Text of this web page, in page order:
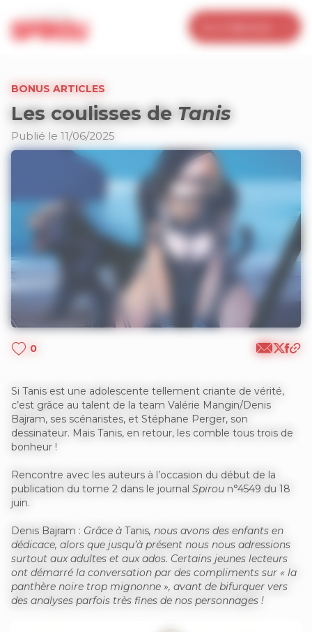
BONUS ARTICLES
Les coulisses de Tanis
Publié le 11/06/2025
0
Si Tanis est une adolescente tellement criante de vérité,
c’est grâce au talent de la team Valérie Mangin/Denis
Bajram, ses scénaristes, et Stéphane Perger, son
dessinateur. Mais Tanis, en retour, les comble tous trois de
bonheur !
Rencontre avec les auteurs à l’occasion du début de la
publication du tome 2 dans le journal Spirou n°4549 du 18
juin.
Denis Bajram : Grâce à Tanis, nous avons des enfants en
dédicace, alors que jusqu’à présent nous nous adressions
surtout aux adultes et aux ados. Certains jeunes lecteurs
ont démarré la conversation par des compliments sur « la
panthère noire trop mignonne », avant de bifurquer vers
des analyses parfois très fines de nos personnages !